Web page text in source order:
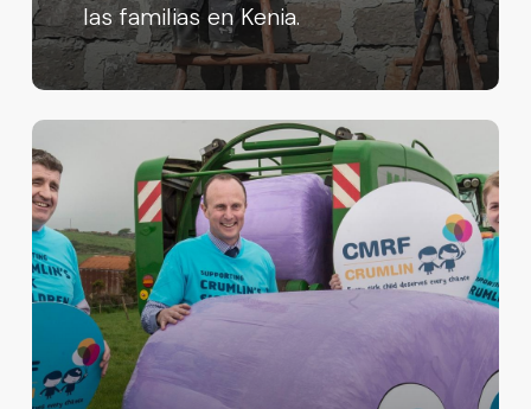
las familias en Kenia.